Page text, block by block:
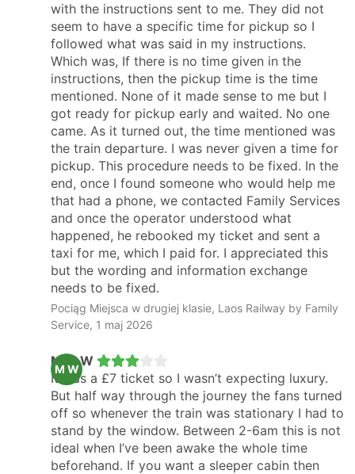
with the instructions sent to me. They did not
seem to have a specific time for pickup so I
followed what was said in my instructions.
Which was, If there is no time given in the
instructions, then the pickup time is the time
mentioned. None of it made sense to me but I
got ready for pickup early and waited. No one
came. As it turned out, the time mentioned was
the train departure. I was never given a time for
pickup. This procedure needs to be fixed. In the
end, once I found someone who would help me
that had a phone, we contacted Family Services
and once the operator understood what
happened, he rebooked my ticket and sent a
taxi for me, which I paid for. I appreciated this
but the wording and information exchange
needs to be fixed.
Pociąg Miejsca w drugiej klasie, Laos Railway by Family
Service, 1 maj 2026
M W
Max W
It was a £7 ticket so I wasn’t expecting luxury.
But half way through the journey the fans turned
off so whenever the train was stationary I had to
stand by the window. Between 2-6am this is not
ideal when I’ve been awake the whole time
beforehand. If you want a sleeper cabin then